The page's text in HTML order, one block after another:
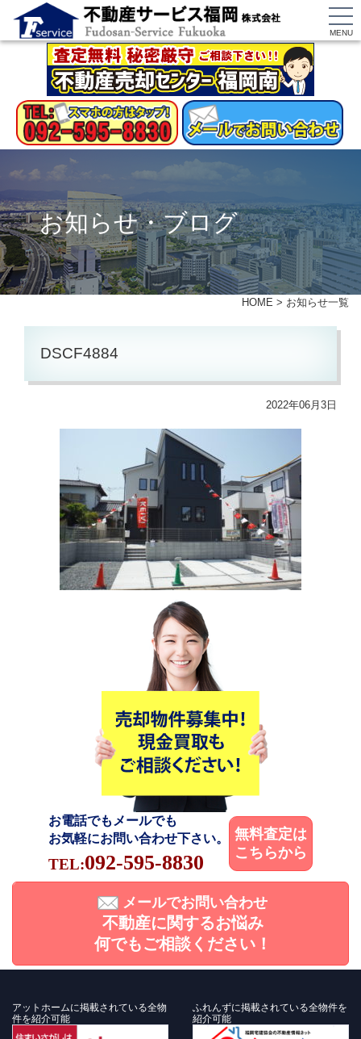
MENU
お知らせ・ブログ
HOME > お知らせ一覧
DSCF4884
2022年06月3日
お電話でもメールでも
お気軽にお問い合わせ下さい。
TEL:092-595-8830
無料査定は
こちらから
メールでお問い合わせ
不動産に関するお悩み
何でもご相談ください！
アットホームに掲載されている全物
件を紹介可能
ふれんずに掲載されている全物件を
紹介可能